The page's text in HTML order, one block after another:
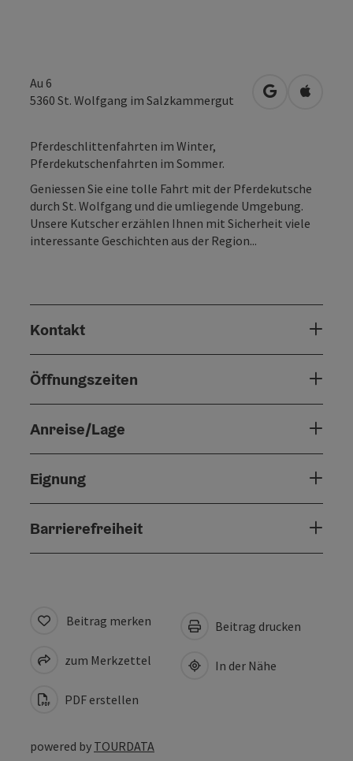
Au 6
5360 St. Wolfgang im Salzkammergut in Google
in
Pferdeschlittenfahrten im Winter,
Pferdekutschenfahrten im Sommer.
Geniessen Sie eine tolle Fahrt mit der Pferdekutsche
durch St. Wolfgang und die umliegende Umgebung.
Unsere Kutscher erzählen Ihnen mit Sicherheit viele
interessante Geschichten aus der Region...
Kontakt
Öffnungszeiten
Anreise/Lage
Eignung
Barrierefreiheit
Beitrag merken
zum Merkzettel
PDF erstellen
Beitrag drucken
In der Nähe
powered by TOURDATA